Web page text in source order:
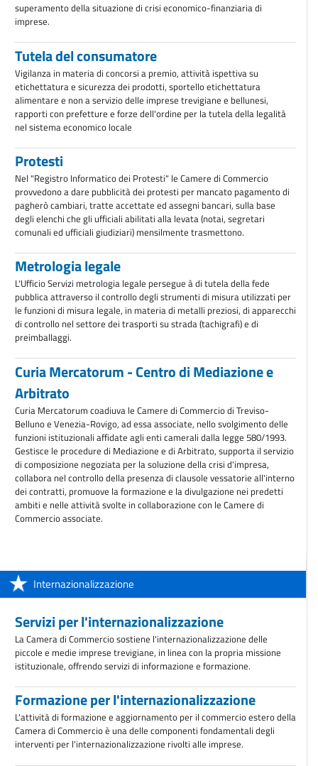
superamento della situazione di crisi economico-finanziaria di
imprese.
Tutela del consumatore
Vigilanza in materia di concorsi a premio, attività ispettiva su
etichettatura e sicurezza dei prodotti, sportello etichettatura
alimentare e non a servizio delle imprese trevigiane e bellunesi,
rapporti con prefetture e forze dell'ordine per la tutela della legalità
nel sistema economico locale
Protesti
Nel "Registro Informatico dei Protesti" le Camere di Commercio
provvedono a dare pubblicità dei protesti per mancato pagamento di
pagherò cambiari, tratte accettate ed assegni bancari, sulla base
degli elenchi che gli ufficiali abilitati alla levata (notai, segretari
comunali ed ufficiali giudiziari) mensilmente trasmettono.
Metrologia legale
L'Ufficio Servizi metrologia legale persegue à di tutela della fede
pubblica attraverso il controllo degli strumenti di misura utilizzati per
le funzioni di misura legale, in materia di metalli preziosi, di apparecchi
di controllo nel settore dei trasporti su strada (tachigrafi) e di
preimballaggi.
Curia Mercatorum - Centro di Mediazione e
Arbitrato
Curia Mercatorum coadiuva le Camere di Commercio di Treviso-
Belluno e Venezia-Rovigo, ad essa associate, nello svolgimento delle
funzioni istituzionali affidate agli enti camerali dalla legge 580/1993.
Gestisce le procedure di Mediazione e di Arbitrato, supporta il servizio
di composizione negoziata per la soluzione della crisi d'impresa,
collabora nel controllo della presenza di clausole vessatorie all'interno
dei contratti, promuove la formazione e la divulgazione nei predetti
ambiti e nelle attività svolte in collaborazione con le Camere di
Commercio associate.
Internazionalizzazione
Servizi per l'internazionalizzazione
La Camera di Commercio sostiene l'internazionalizzazione delle
piccole e medie imprese trevigiane, in linea con la propria missione
istituzionale, offrendo servizi di informazione e formazione.
Formazione per l'internazionalizzazione
L'attività di formazione e aggiornamento per il commercio estero della
Camera di Commercio è una delle componenti fondamentali degli
interventi per l'internazionalizzazione rivolti alle imprese.